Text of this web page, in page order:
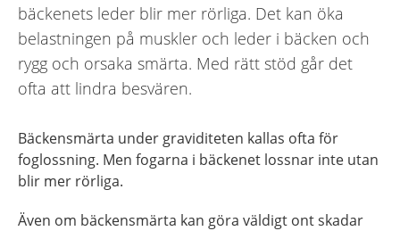
bäckenets leder blir mer rörliga. Det kan öka
belastningen på muskler och leder i bäcken och
rygg och orsaka smärta. Med rätt stöd går det
ofta att lindra besvären.
Bäckensmärta under graviditeten kallas ofta för
foglossning. Men fogarna i bäckenet lossnar inte utan
blir mer rörliga.
Även om bäckensmärta kan göra väldigt ont skadar